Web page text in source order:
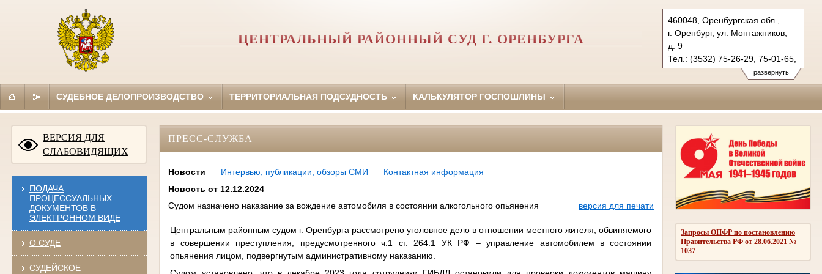
развернуть
460048, Оренбургская обл.,
г. Оренбург, ул. Монтажников,
д. 9
Тел.: (3532) 75-26-29, 75-01-65,
75-36-49
centralny.orb@sudrf.ru
ЦЕНТРАЛЬНЫЙ РАЙОННЫЙ СУД Г. ОРЕНБУРГА
СУДЕБНОЕ ДЕЛОПРОИЗВОДСТВО ТЕРРИТОРИАЛЬНАЯ ПОДСУДНОСТЬ КАЛЬКУЛЯТОР ГОСПОШЛИНЫ
ВЕРСИЯ ДЛЯ
СЛАБОВИДЯЩИХ
ПОДАЧА
ПРОЦЕССУАЛЬНЫХ
ДОКУМЕНТОВ В
ЭЛЕКТРОННОМ ВИДЕ
О СУДЕ
СУДЕЙСКОЕ
Запросы ОПФР по постановлению
Правительства РФ от 28.06.2021 №
1037
ПРЕСС-СЛУЖБА
Новости Интервью, публикации, обзоры СМИ
Контактная информация
Новость от 12.12.2024
Судом назначено наказание за вождение автомобиля в состоянии алкогольного опьянения
версия для печати
Центральным районным судом г. Оренбурга рассмотрено уголовное дело в отношении местного жителя, обвиняемого
в совершении преступления, предусмотренного ч.1 ст. 264.1 УК РФ – управление автомобилем в состоянии
опьянения лицом, подвергнутым административному наказанию.